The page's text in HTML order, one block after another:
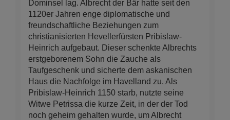
Dominsel lag. Albrecht der Bär hatte seit den
1120er Jahren enge diplomatische und
freundschaftliche Beziehungen zum
christianisierten Hevellerfürsten Pribislaw-
Heinrich aufgebaut. Dieser schenkte Albrechts
erstgeborenem Sohn die Zauche als
Taufgeschenk und sicherte dem askanischen
Haus die Nachfolge im Havelland zu. Als
Pribislaw-Heinrich 1150 starb, nutzte seine
Witwe Petrissa die kurze Zeit, in der der Tod
noch geheim gehalten wurde, um Albrecht